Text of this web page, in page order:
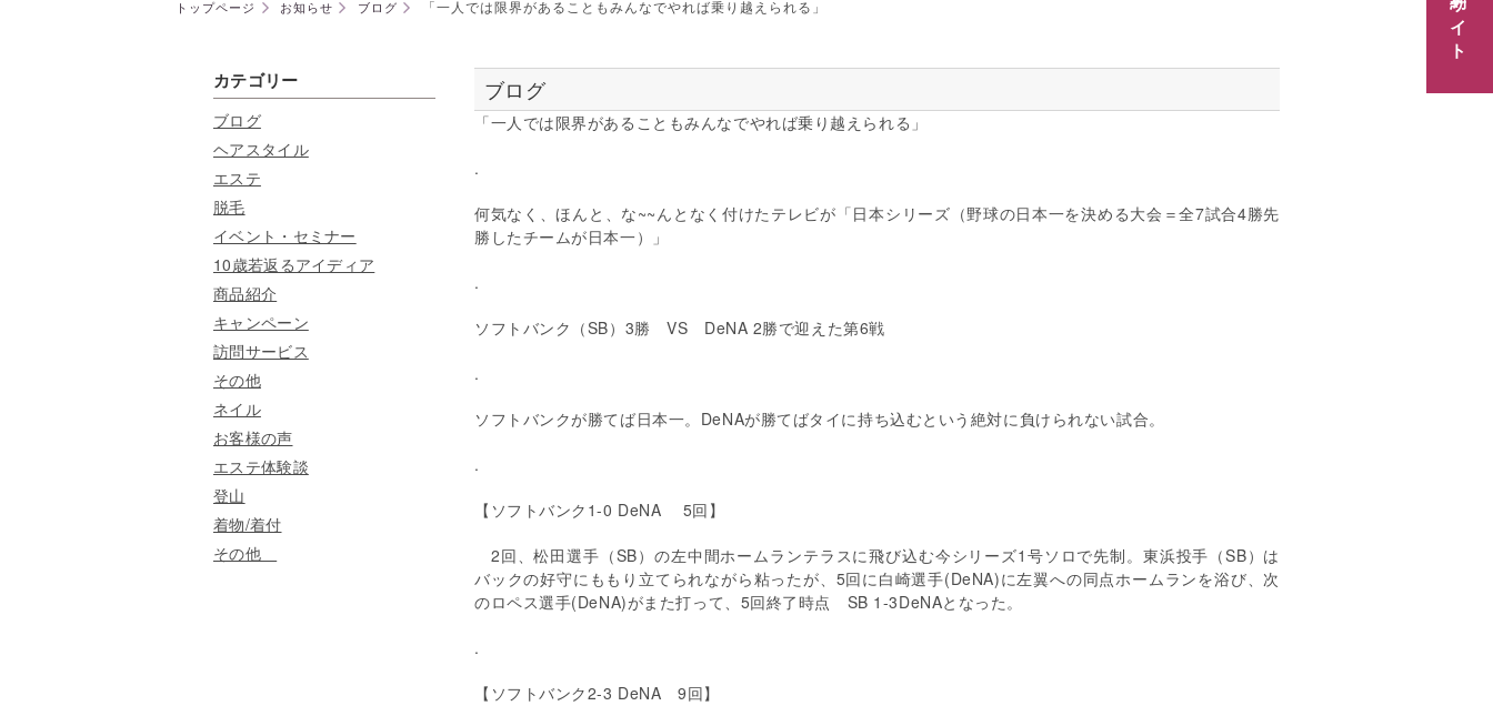
トップページ お知らせ ブログ 「一人では限界があることもみんなでやれば乗り越えられる」
ブログ
「一人では限界があることもみんなでやれば乗り越えられる」
.
何気なく、ほんと、な~~んとなく付けたテレビが「日本シリーズ（野球の日本一を決める大会＝全7試合4勝先
勝したチームが日本一）」
.
ソフトバンク（SB） 3勝VS DeNA 2勝で迎えた第6戦
.
ソフトバンクが勝てば日本一。 DeNAが勝てばタイに持ち込むという絶対に負けられない試合。
.
【ソフトバンク 1-0 DeNA 5回】
2回、松田選手（SB）の左中間ホームランテラスに飛び込む今シリーズ1 号ソロで先制。東浜投手（SB）は
バックの好守にももり立てられながら粘ったが、 5回に白崎選手(DeNA)に左翼への同点ホームランを浴び、次
のロペス選手(DeNA)がまた打って、 5回終了時点 SB 1-3DeNAとなった。
.
【ソフトバンク2-3 DeNA 9回】
カテゴリー
ブログ
ヘアスタイル
エステ
脱毛
イベント・セミナー
10歳若返るアイディア
商品紹介
キャンペーン
訪問サービス
その他
ネイル
お客様の声
エステ体験談
登山
着物/着付
その他